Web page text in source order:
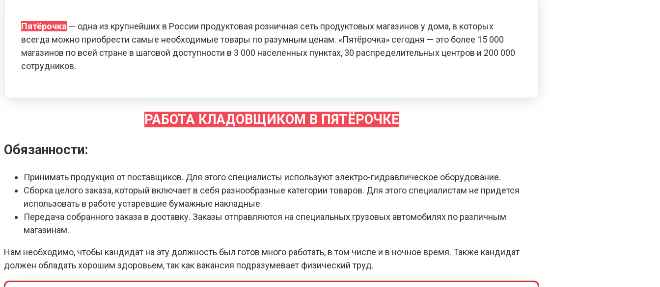
Пятёрочка — одна из крупнейших в России продуктовая розничная сеть продуктовых магазинов у дома, в которых
всегда можно приобрести самые необходимые товары по разумным ценам. «Пятёрочка» сегодня — это более 15 000
магазинов по всей стране в шаговой доступности в 3 000 населенных пунктах, 30 распределительных центров и 200 000
сотрудников.
РАБОТА КЛАДОВЩИКОМ В ПЯТЁРОЧКЕ
Обязанности:
Принимать продукция от поставщиков. Для этого специалисты используют электро-гидравлическое оборудование.
Сборка целого заказа, который включает в себя разнообразные категории товаров. Для этого специалистам не придется
использовать в работе устаревшие бумажные накладные.
Передача собранного заказа в доставку. Заказы отправляются на специальных грузовых автомобилях по различным
магазинам.
Нам необходимо, чтобы кандидат на эту должность был готов много работать, в том числе и в ночное время. Также кандидат
должен обладать хорошим здоровьем, так как вакансия подразумевает физический труд.